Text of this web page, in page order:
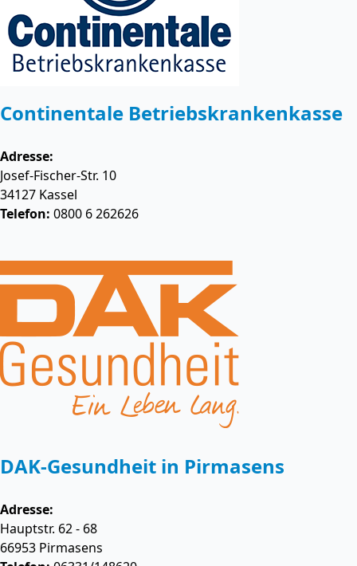
Continentale Betriebskrankenkasse
Adresse:
Josef-Fischer-Str. 10
34127 Kassel
Telefon: 0800 6 262626
DAK-Gesundheit in Pirmasens
Adresse:
Hauptstr. 62 - 68
66953 Pirmasens